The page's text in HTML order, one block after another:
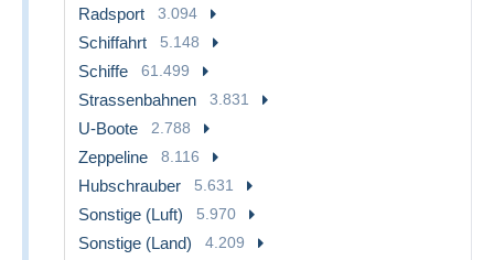
Radsport 3.094
Schiffahrt 5.148
Schiffe 61.499
Strassenbahnen 3.831
U-Boote 2.788
Zeppeline 8.116
Hubschrauber 5.631
Sonstige (Luft) 5.970
Sonstige (Land) 4.209